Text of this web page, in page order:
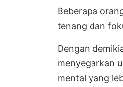
Beberapa
tenang dan
Dengan
menyegarkan
mental yang